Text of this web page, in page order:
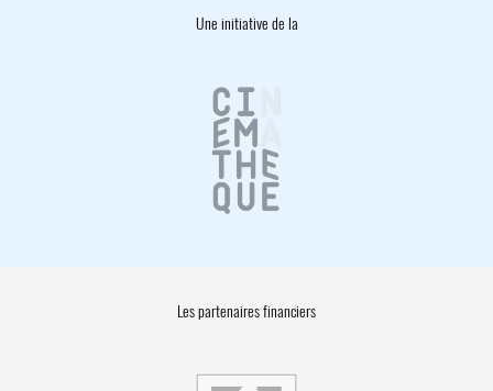
Une initiative de la
Les partenaires financiers